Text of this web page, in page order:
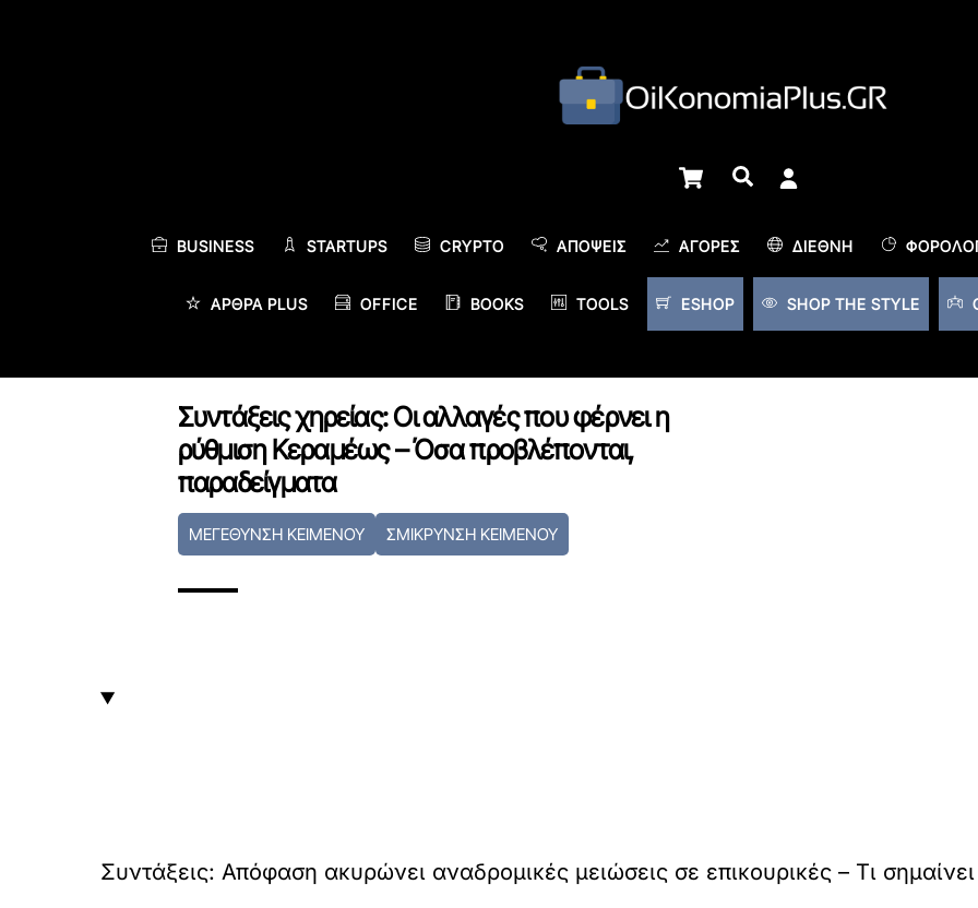
Cart Αναζήτηση
BUSINESS STARTUPS CRYPTO ΑΠΌΨΕΙΣ ΑΓΟΡΈΣ ΔΙΕΘΝΉ
ΆΡΘΡΑ PLUS OFFICE BOOKS TOOLS ESHOP SHOP THE STYLE
Συντάξεις χηρείας: Οι αλλαγές που φέρνει η
ρύθμιση Κεραμέως – Όσα προβλέπονται,
παραδείγματα
ΜΕΓΕΘΥΝΣΗ ΚΕΙΜΕΝΟΥ ΣΜΙΚΡΥΝΣΗ ΚΕΙΜΕΝΟΥ
Συντάξεις: Απόφαση ακυρώνει αναδρομικές μειώσεις σε επικουρικές – Τι